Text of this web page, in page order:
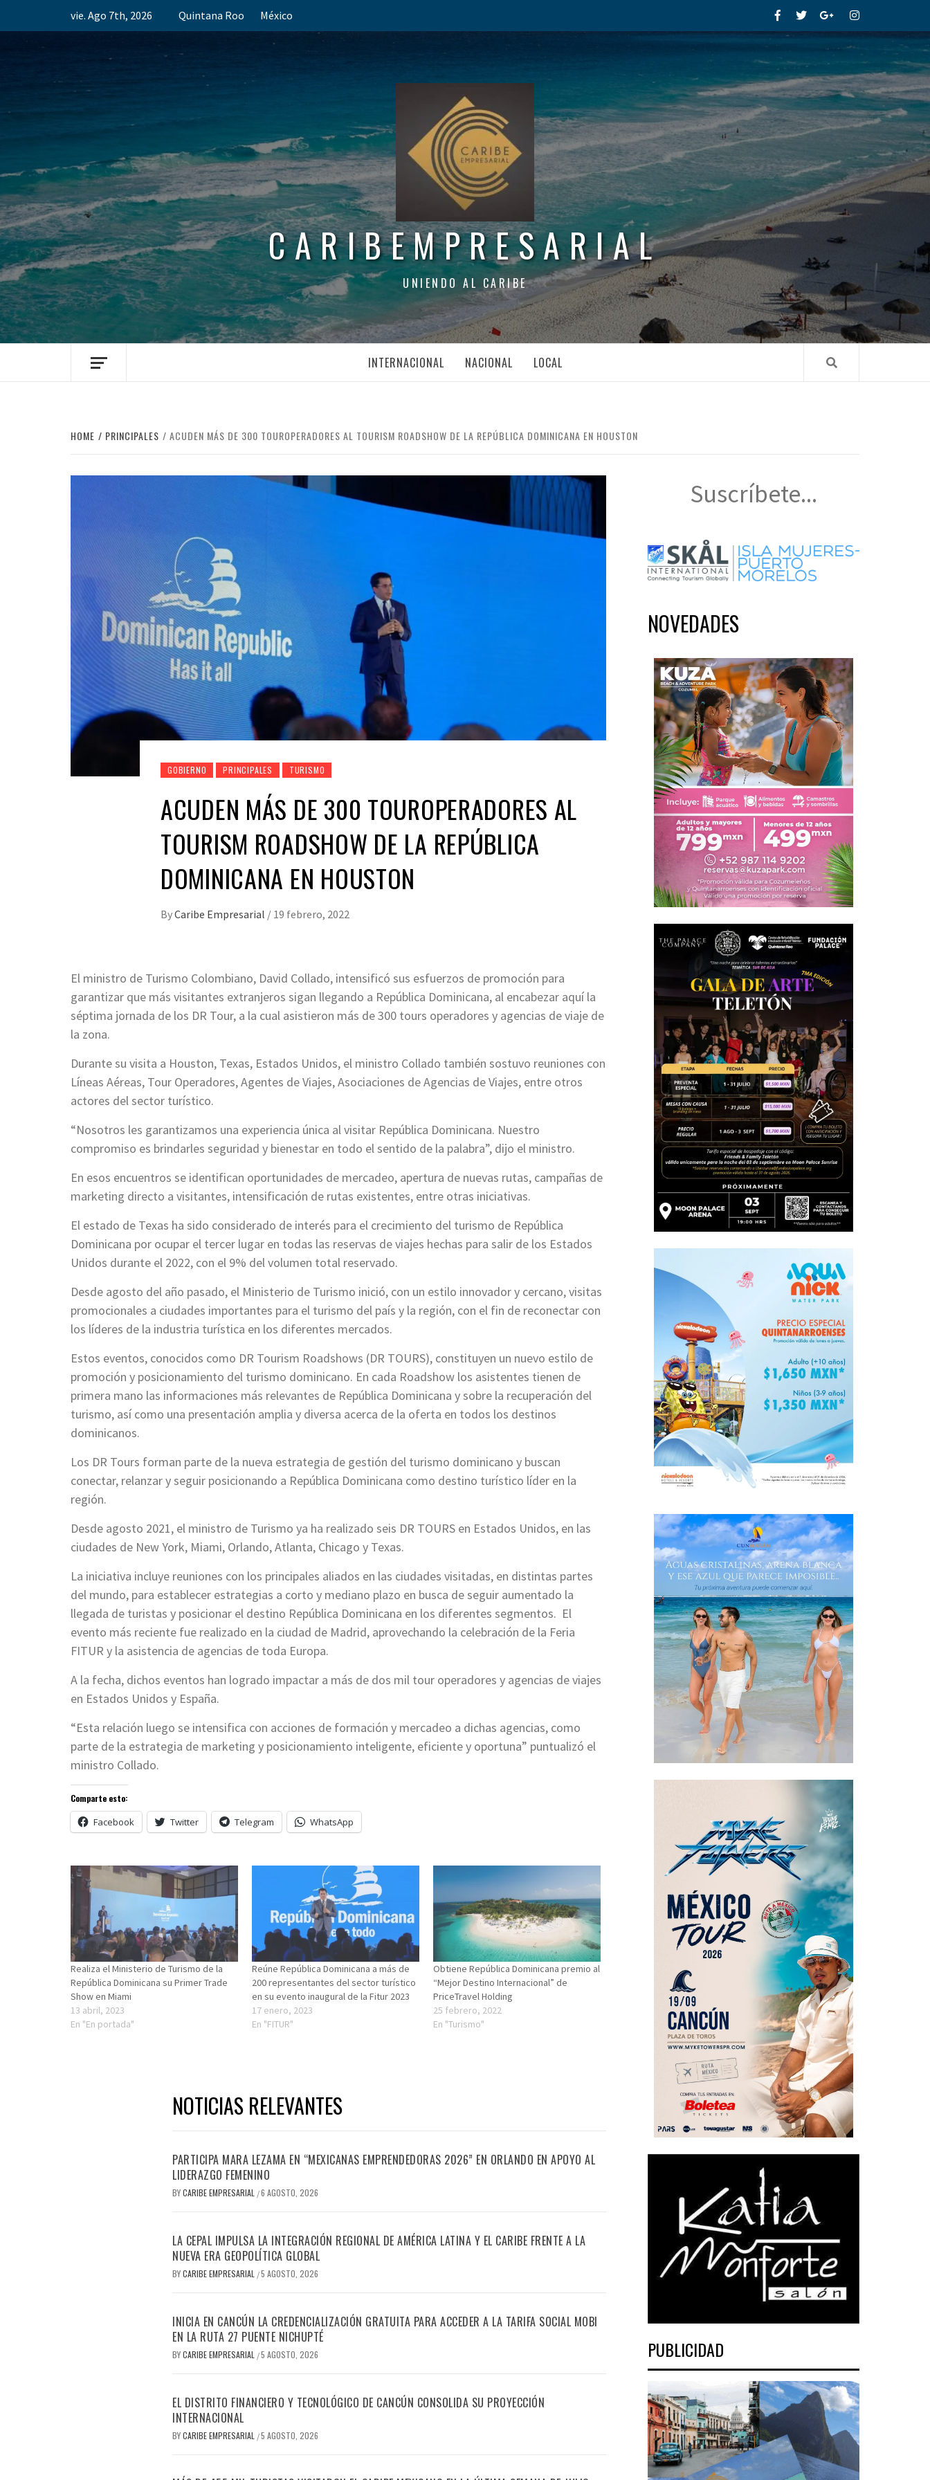
vie. Ago 7th, 2026 Quintana Roo México FacebookTwitterGoogle+Instagram
CARIBEMPRESARIAL
UNIENDO AL CARIBE
INTERNACIONAL NACIONAL LOCAL
HOME PRINCIPALES ACUDEN MÁS DE 300 TOUROPERADORES AL TOURISM ROADSHOW DE LA REPÚBLICA DOMINICANA EN HOUSTON
GOBIERNO PRINCIPALES TURISMO
ACUDEN MÁS DE 300 TOUROPERADORES AL
TOURISM ROADSHOW DE LA REPÚBLICA
DOMINICANA EN HOUSTON
ByCaribe Empresarial / 19 febrero, 2022
El ministro de Turismo Colombiano, David Collado, intensificó sus esfuerzos de promoción para
garantizar que más visitantes extranjeros sigan llegando a República Dominicana, al encabezar aquí la
séptima jornada de los DR Tour, a la cual asistieron más de 300 tours operadores y agencias de viaje de
la zona.
Durante su visita a Houston, Texas, Estados Unidos, el ministro Collado también sostuvo reuniones con
Líneas Aéreas, Tour Operadores, Agentes de Viajes, Asociaciones de Agencias de Viajes, entre otros
actores del sector turístico.
“Nosotros les garantizamos una experiencia única al visitar República Dominicana. Nuestro
compromiso es brindarles seguridad y bienestar en todo el sentido de la palabra”, dijo el ministro.
En esos encuentros se identifican oportunidades de mercadeo, apertura de nuevas rutas, campañas de
marketing directo a visitantes, intensificación de rutas existentes, entre otras iniciativas.
El estado de Texas ha sido considerado de interés para el crecimiento del turismo de República
Dominicana por ocupar el tercer lugar en todas las reservas de viajes hechas para salir de los Estados
Unidos durante el 2022, con el 9% del volumen total reservado.
Desde agosto del año pasado, el Ministerio de Turismo inició, con un estilo innovador y cercano, visitas
promocionales a ciudades importantes para el turismo del país y la región, con el fin de reconectar con
los líderes de la industria turística en los diferentes mercados.
Estos eventos, conocidos como DR Tourism Roadshows (DR TOURS), constituyen un nuevo estilo de
promoción y posicionamiento del turismo dominicano. En cada Roadshow los asistentes tienen de
primera mano las informaciones más relevantes de República Dominicana y sobre la recuperación del
turismo, así como una presentación amplia y diversa acerca de la oferta en todos los destinos
dominicanos.
Los DR Tours forman parte de la nueva estrategia de gestión del turismo dominicano y buscan
conectar, relanzar y seguir posicionando a República Dominicana como destino turístico líder en la
región.
Desde agosto 2021, el ministro de Turismo ya ha realizado seis DR TOURS en Estados Unidos, en las
ciudades de New York, Miami, Orlando, Atlanta, Chicago y Texas.
La iniciativa incluye reuniones con los principales aliados en las ciudades visitadas, en distintas partes
del mundo, para establecer estrategias a corto y mediano plazo en busca de seguir aumentado la
llegada de turistas y posicionar el destino República Dominicana en los diferentes segmentos. El
evento más reciente fue realizado en la ciudad de Madrid, aprovechando la celebración de la Feria
FITUR y la asistencia de agencias de toda Europa.
A la fecha, dichos eventos han logrado impactar a más de dos mil tour operadores y agencias de viajes
en Estados Unidos y España.
“Esta relación luego se intensifica con acciones de formación y mercadeo a dichas agencias, como
parte de la estrategia de marketing y posicionamiento inteligente, eficiente y oportuna” puntualizó el
ministro Collado.
Comparte esto:
Facebook Twitter Telegram WhatsApp
Realiza el Ministerio de Turismo de la
República Dominicana su Primer Trade
Show en Miami
13 abril, 2023
En "En portada"
Reúne República Dominicana a más de
200 representantes del sector turístico
en su evento inaugural de la Fitur 2023
17 enero, 2023
En "FITUR"
Obtiene República Dominicana premio al
“Mejor Destino Internacional” de
PriceTravel Holding
25 febrero, 2022
En "Turismo"
NOTICIAS RELEVANTES
PARTICIPA MARA LEZAMA EN “MEXICANAS EMPRENDEDORAS 2026” EN ORLANDO EN APOYO AL
LIDERAZGO FEMENINO
BYCARIBE EMPRESARIAL /6 AGOSTO, 2026
LA CEPAL IMPULSA LA INTEGRACIÓN REGIONAL DE AMÉRICA LATINA Y EL CARIBE FRENTE A LA
NUEVA ERA GEOPOLÍTICA GLOBAL
BYCARIBE EMPRESARIAL /5 AGOSTO, 2026
INICIA EN CANCÚN LA CREDENCIALIZACIÓN GRATUITA PARA ACCEDER A LA TARIFA SOCIAL MOBI
EN LA RUTA 27 PUENTE NICHUPTÉ
BYCARIBE EMPRESARIAL /5 AGOSTO, 2026
EL DISTRITO FINANCIERO Y TECNOLÓGICO DE CANCÚN CONSOLIDA SU PROYECCIÓN
INTERNACIONAL
BYCARIBE EMPRESARIAL /5 AGOSTO, 2026
Suscríbete...
NOVEDADES
PUBLICIDAD